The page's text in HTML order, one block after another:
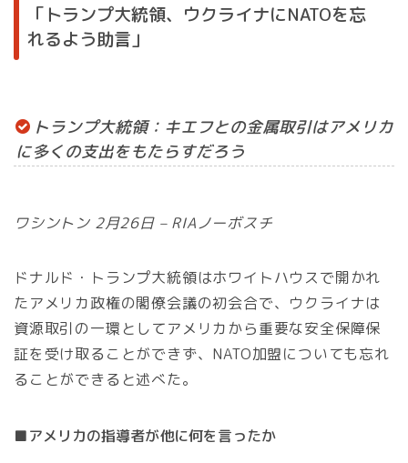
「トランプ大統領、ウクライナにNATOを忘
れるよう助言」
トランプ大統領：キエフとの金属取引はアメリカ
に多くの支出をもたらすだろう
ワシントン 2月26日 – RIAノーボスチ
ドナルド・トランプ大統領はホワイトハウスで開かれ
たアメリカ政権の閣僚会議の初会合で、ウクライナは
資源取引の一環としてアメリカから重要な安全保障保
証を受け取ることができず、NATO加盟についても忘れ
ることができると述べた。
■アメリカの指導者が他に何を言ったか